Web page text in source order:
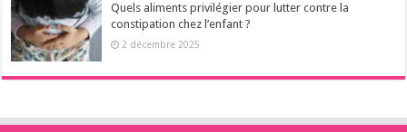
Quels aliments privilégier pour lutter contre la
constipation chez l’enfant ?
2 décembre 2025